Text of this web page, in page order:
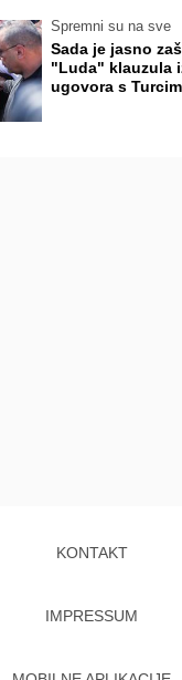
Spremni su na sve
Sada je jasno
"Luda" klauzula
ugovora s
KONTAKT
IMPRESSUM